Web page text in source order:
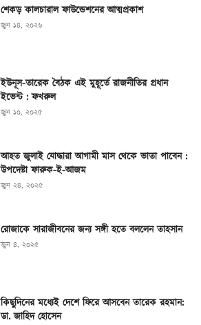
শেকড় কালচারাল ফাউন্ডেশনের আত্মপ্রকাশ
জুন ১৪, ২০২৬
ইউনূস-তারেক বৈঠক এই মুহূর্তে রাজনীতির প্রধান
ইভেন্ট : ফখরুল
জুন ১০, ২০২৫
আহত জুলাই যোদ্ধারা আগামী মাস থেকে ভাতা পাবেন :
উপদেষ্টা ফারুক-ই-আজম
জুন ২৪, ২০২৫
রোজাকে সারাজীবনের জন্য সঙ্গী হতে বললেন তাহসান
জুন ৪, ২০২৫
কিছুদিনের মধ্যেই দেশে ফিরে আসবেন তারেক রহমান:
ডা. জাহিদ হোসেন